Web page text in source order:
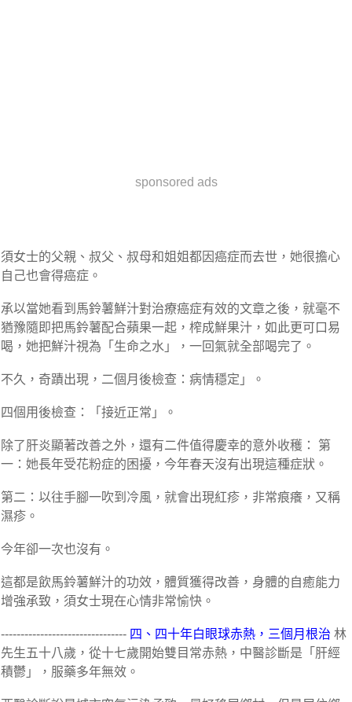
sponsored ads
須女士的父親、叔父、叔母和姐姐都因癌症而去世，她很擔心
自己也會得癌症。
承以當她看到馬鈴薯鮮汁對治療癌症有效的文章之後，就毫不
猶豫隨即把馬鈴薯配合蘋果一起，榨成鮮果汁，如此更可口易
喝，她把鮮汁視為「生命之水」，一回氣就全部喝完了。
不久，奇蹟出現，二個月後檢查：病情穩定」。
四個用後檢查：「接近正常」。
除了肝炎顯著改善之外，還有二件值得慶幸的意外收穫： 第
一：她長年受花粉症的困擾，今年春天沒有出現這種症狀。
第二：以往手腳一吹到冷風，就會出現紅疹，非常痕癢，又稱
濕疹。
今年卻一次也沒有。
這都是飲馬鈴薯鮮汁的功效，體質獲得改善，身體的自癒能力
增強承致，須女士現在心情非常愉快。
-------------------------------- 四、四十年白眼球赤熱，三個月根治 林
先生五十八歲，從十七歲開始雙目常赤熱，中醫診斷是「肝經
積鬱」，服藥多年無效。